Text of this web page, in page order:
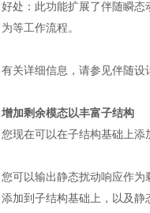
好处 ： 此功能扩展了伴随瞬
为等工作流程。
有关详细信息，请参见伴随设
增加剩余模态以丰富子结构
您现在可以在子结构基础上添
您可以输出静态扰动响应作
添加到子结构基础上，以及